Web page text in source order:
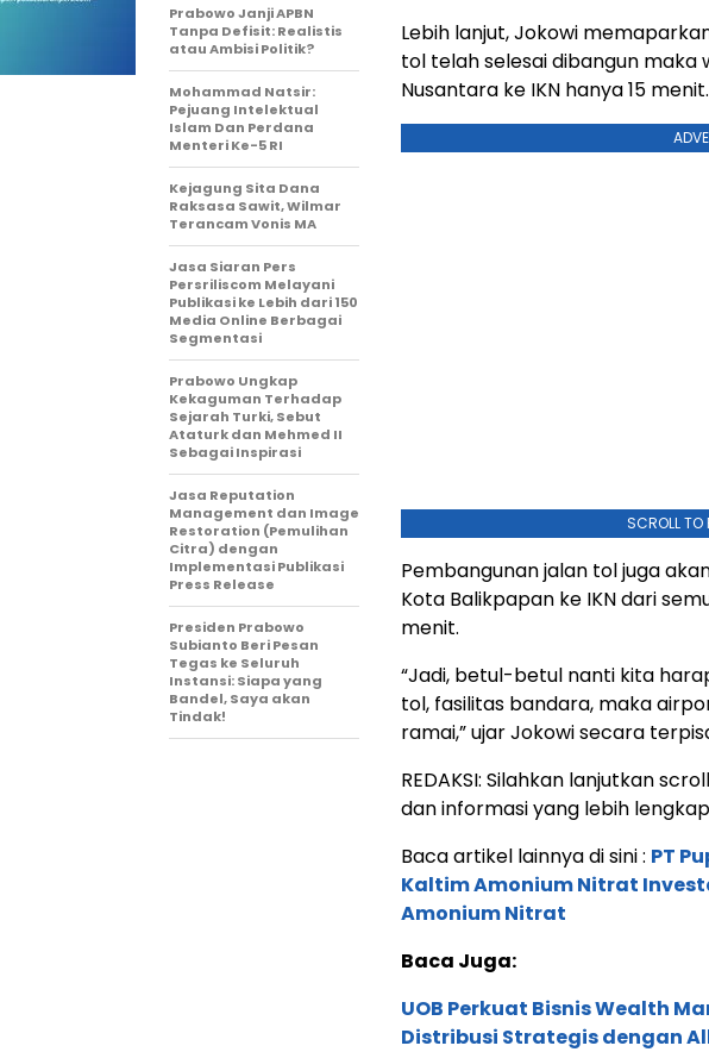
Lebih lanjut, Jokowi
tol telah selesai dibangun
Nusantara ke IKN hanya 15 menit.
SCROLL TO
Pembangunan jalan tol juga
Kota Balikpapan ke IKN dari
menit.
“Jadi, betul-betul nanti kita
tol, fasilitas bandara, maka
ramai,” ujar Jokowi secara
REDAKSI: Silahkan lanjutkan
dan informasi yang lebih
Baca artikel lainnya di sini : PT
Kaltim Amonium Nitrat
Amonium Nitrat
Baca Juga:
UOB Perkuat Bisnis Wealth
Distribusi Strategis dengan
Prabowo Janji APBN
Tanpa Defisit: Realistis
atau Ambisi Politik?
Mohammad Natsir:
Pejuang Intelektual
Islam Dan Perdana
Menteri Ke-5 RI
Kejagung Sita Dana
Raksasa Sawit, Wilmar
Terancam Vonis MA
Jasa Siaran Pers
Persriliscom Melayani
Publikasi ke Lebih dari 150
Media Online Berbagai
Segmentasi
Prabowo Ungkap
Kekaguman Terhadap
Sejarah Turki, Sebut
Ataturk dan Mehmed II
Sebagai Inspirasi
Jasa Reputation
Management dan Image
Restoration (Pemulihan
Citra) dengan
Implementasi Publikasi
Press Release
Presiden Prabowo
Subianto Beri Pesan
Tegas ke Seluruh
Instansi: Siapa yang
Bandel, Saya akan
Tindak!